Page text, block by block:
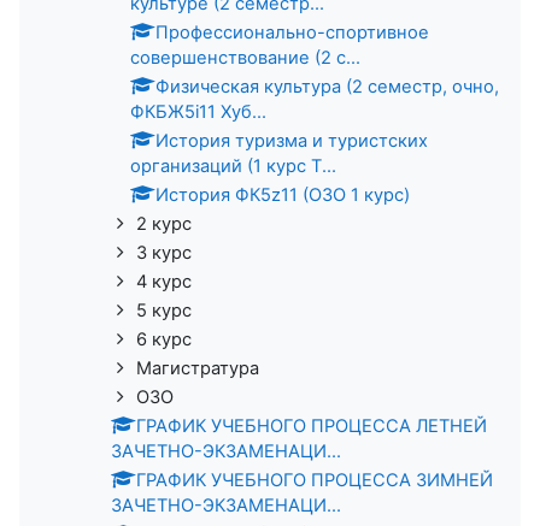
Профессионально-спортивное
совершенствование (2 с...
Физическая культура (2 семестр, очно,
ФКБЖ5i11 Хуб...
История туризма и туристских
организаций (1 курс Т...
История ФК5z11 (ОЗО 1 курс)
2 курс
3 курс
4 курс
5 курс
6 курс
Магистратура
ОЗО
ГРАФИК УЧЕБНОГО ПРОЦЕССА ЛЕТНЕЙ
ЗАЧЕТНО-ЭКЗАМЕНАЦИ...
ГРАФИК УЧЕБНОГО ПРОЦЕССА ЗИМНЕЙ
ЗАЧЕТНО-ЭКЗАМЕНАЦИ...